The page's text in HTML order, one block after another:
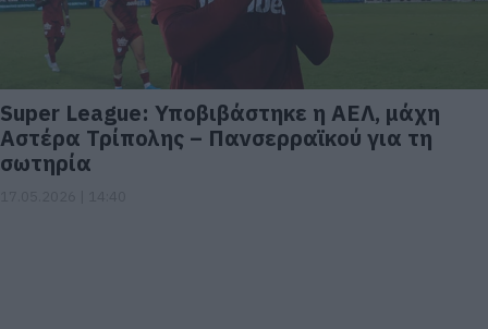
Super League: Υποβιβάστηκε η ΑΕΛ, μάχη
Αστέρα Τρίπολης – Πανσερραϊκού για τη
σωτηρία